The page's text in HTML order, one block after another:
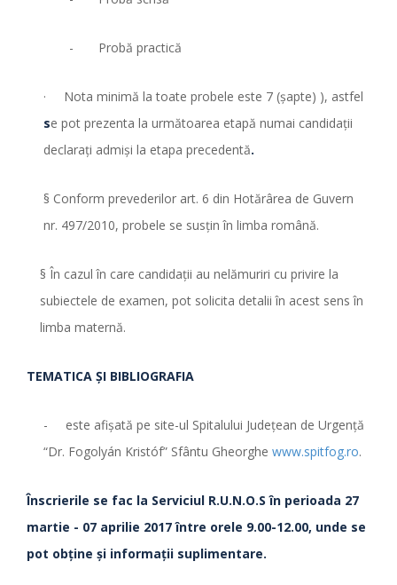
- Probă practică
· Nota minimă la toate probele este 7 (şapte) ), astfel
se pot prezenta la următoarea etapă numai candidaţii
declaraţi admişi la etapa precedentă.
§ Conform prevederilor art. 6 din Hotărârea de Guvern
nr. 497/2010, probele se susţin în limba română.
§ În cazul în care candidaţii au nelămuriri cu privire la
subiectele de examen, pot solicita detalii în acest sens în
limba maternă.
TEMATICA ŞI BIBLIOGRAFIA
- este afişată pe site-ul Spitalului Judeţean de Urgenţă
“Dr. Fogolyán Kristóf” Sfântu Gheorghe www.spitfog.ro.
Înscrierile se fac la Serviciul R.U.N.O.S în perioada 27
martie - 07 aprilie 2017 între orele 9.00-12.00, unde se
pot obţine şi informaţii suplimentare.